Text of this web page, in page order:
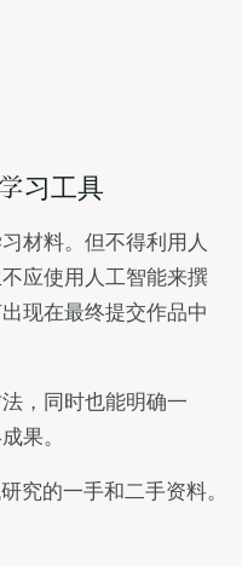
习工具
材料。但不得利用人
应使用人工智能来撰
现在最终提交作品中
，同时也能明确一
果。
究的一手和二手资料。